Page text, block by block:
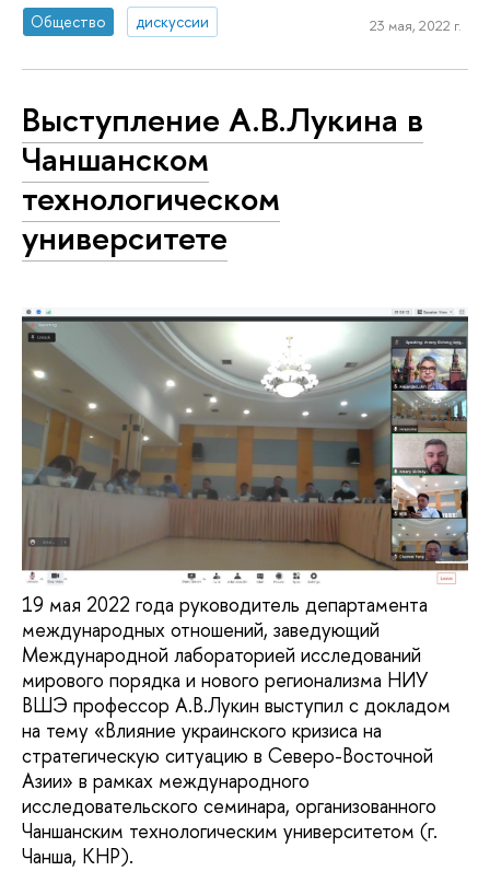
Общество дискуссии 23 мая, 2022 г.
Выступление А.В.Лукина в
Чаншанском
технологическом
университете
19 мая 2022 года руководитель департамента
международных отношений, заведующий
Международной лабораторией исследований
мирового порядка и нового регионализма НИУ
ВШЭ профессор А.В.Лукин выступил с докладом
на тему «Влияние украинского кризиса на
стратегическую ситуацию в Северо-Восточной
Азии» в рамках международного
исследовательского семинара, организованного
Чаншанским технологическим университетом (г.
Чанша, КНР).